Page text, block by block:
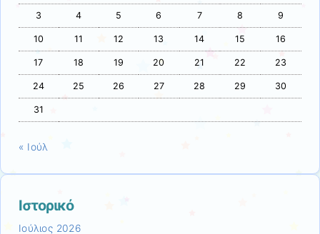
3 4 5 6 7 8 9
10 11 12 13 14 15 16
17 18 19 20 21 22 23
24 25 26 27 28 29 30
31
« Ιούλ
Ιστορικό
Ιούλιος 2026